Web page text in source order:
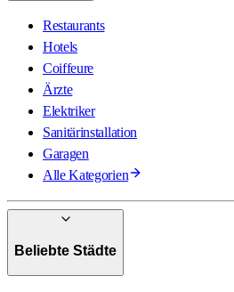
Restaurants
Hotels
Coiffeure
Ärzte
Elektriker
Sanitärinstallation
Garagen
Alle Kategorien
Beliebte Städte